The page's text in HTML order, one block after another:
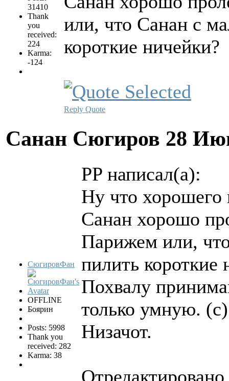
31410
Thank
you
received:
224
Karma:
-124
или, что Санан с
короткие ничейки?
Reply Quote
Санан Сюгиров 28
СюгировФан
OFFLINE
Боярин
Posts: 5998
Thank you
received: 282
Karma: 38
PP написал(а):
Ну что хорошего
Санан хорошо
Парижем или,
пилить короткие
Похвалу
только умную. (c)
Низачот.